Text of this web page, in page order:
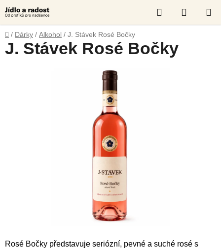
na
obsah
Hledat
KOŠÍK
Domů
/ Dárky / Alkohol / J. Stávek Rosé Bočky
Rosé Bočky představuje seriózní, pevné a suché rosé s
J. Stávek Rosé Bočky